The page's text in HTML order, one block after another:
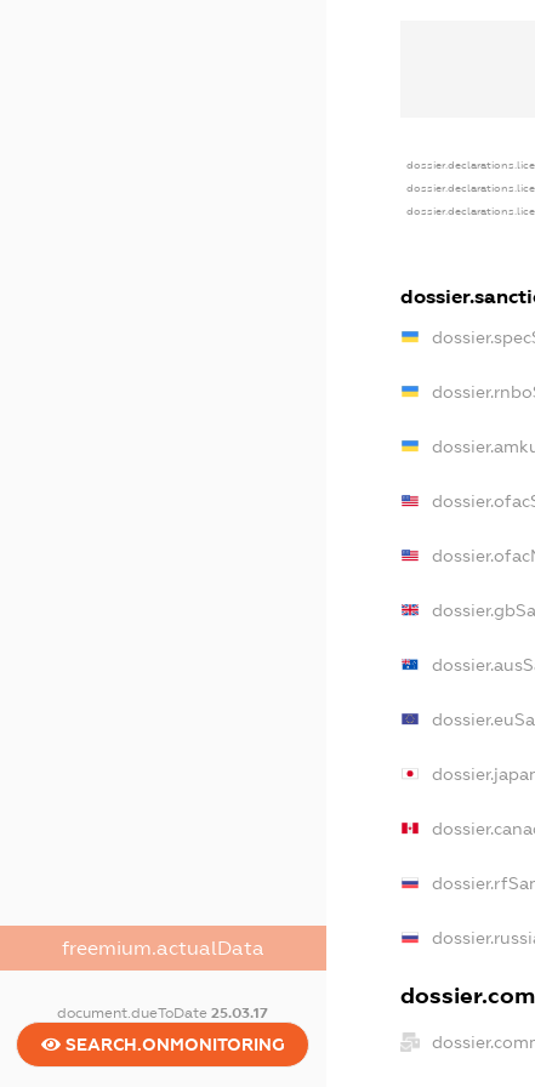
freemium.actualData
document.dueToDate25.03.17
SEARCH.ONMONITORING